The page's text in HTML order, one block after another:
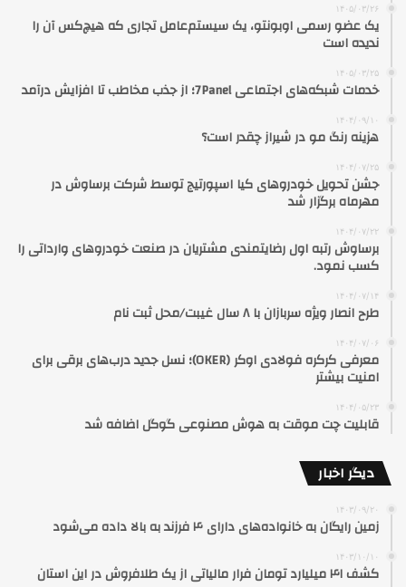
۱۴۰۵/۰۳/۲۶
یک عضو رسمی اوبونتو، یک سیستم‌عامل تجاری که هیچ‌کس آن را
ندیده است
۱۴۰۵/۰۳/۲۵
خدمات شبکه‌های اجتماعی 7Panel؛ از جذب مخاطب تا افزایش درآمد
۱۴۰۴/۰۹/۱۰
هزینه رنگ مو در شیراز چقدر است؟
۱۴۰۴/۰۷/۲۵
جشن تحویل خودروهای کیا اسپورتیج توسط شرکت برساوش در
مهرماه برگزار شد
۱۴۰۴/۰۷/۲۲
برساوش رتبه اول رضایتمندی مشتریان در صنعت خودروهای وارداتی را
کسب نمود.
۱۴۰۴/۰۷/۱۴
طرح انصار ویژه سربازان با ۸ سال غیبت/محل ثبت نام
۱۴۰۴/۰۷/۰۶
معرفی کرکره فولادی اوکر (OKER)؛ نسل جدید درب‌های برقی برای
امنیت بیشتر
۱۴۰۴/۰۵/۲۳
قابلیت چت موقت به هوش مصنوعی گوگل اضافه شد
دیگر اخبار
۱۴۰۳/۰۹/۲۰
زمین رایگان به خانواده‌های دارای ۴ فرزند به بالا داده می‌شود
۱۴۰۳/۱۰/۱۰
کشف ۴۱ میلیارد تومان فرار مالیاتی از یک طلافروش در این استان